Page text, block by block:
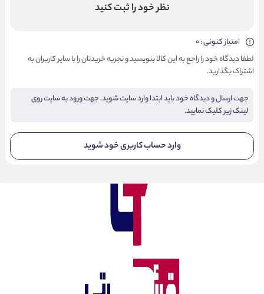
نظر خود را ثبت کنید
امتیاز کنونی : 0
لطفا دیدگاه خود را راجع به این کالا بنویسید و تجربه خریدتان را با سایر کاربران به
اشتراک بگذارید.
جهت ارسال و دیدگاه خود باید ابتدا وارد سایت شوید. جهت ورود به سایت روی
لینک زیر کلیک نمایید.
وارد حساب کاربری خود شوید